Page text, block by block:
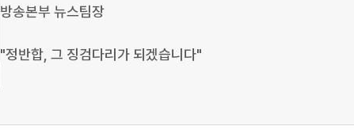
방송본부 뉴스팀장
"정반합, 그 징검다리가 되겠습니다"